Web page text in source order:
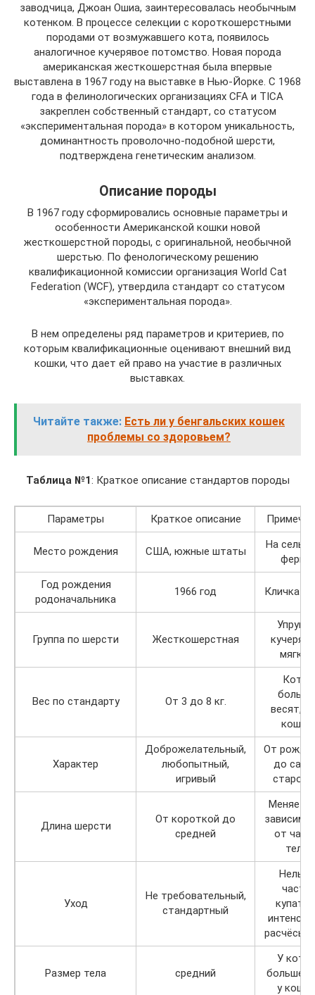
заводчица, Джоан Ошиа, заинтересовалась необычным
котенком. В процессе селекции с короткошерстными
породами от возмужавшего кота, появилось
аналогичное кучерявое потомство. Новая порода
американская жесткошерстная была впервые
выставлена в 1967 году на выставке в Нью-Йорке. С 1968
года в фелинологических организациях CFA и TICA
закреплен собственный стандарт, со статусом
«экспериментальная порода» в котором уникальность,
доминантность проволочно-подобной шерсти,
подтверждена генетическим анализом.
Описание породы
В 1967 году сформировались основные параметры и
особенности Американской кошки новой
жесткошерстной породы, с оригинальной, необычной
шерстью. По фенологическому решению
квалификационной комиссии организация World Cat
Federation (WCF), утвердила стандарт со статусом
«экспериментальная порода».
В нем определены ряд параметров и критериев, по
которым квалификационные оценивают внешний вид
кошки, что дает ей право на участие в различных
выставках.
Читайте также: Есть ли у бенгальских кошек
проблемы со здоровьем?
Таблица №1: Краткое описание стандартов породы
Параметры Краткое описание
Место рождения США, южные штаты
На
ферме
Год рождения
родоначальника
1966 год Кличка
Группа по шерсти Жесткошерстная
мягкая
Вес по стандарту От 3 до 8 кг.
Коты
больше
весят,
кошки
Характер
Доброжелательный,
любопытный,
игривый
От
до
Длина шерсти
От короткой до
средней
от
тела
Уход
Не требовательный,
стандартный
Нельзя
часто
купать
Размер тела средний
У
больше,
у кошек